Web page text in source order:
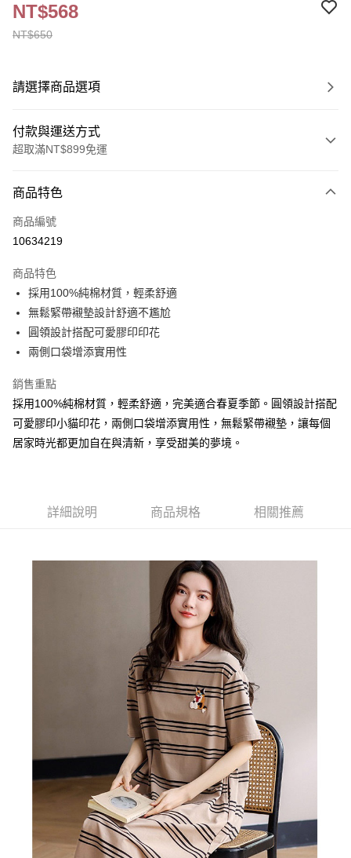
NT$650
NT$568
請選擇商品選項
付款與運送方式
超取滿NT$899免運
信用卡一次付款
超商取貨付款
Apple Pay
街口支付
悠遊付
AFTEE先享後付
相關說明
AFTEE先享後付是「在收到商品之後才付款」的支付方式。 讓您購物簡單
便利好安心！
【「AFTEE先享後付」結帳流程】
３．收到繳費通知簡訊後14天內，點擊此簡訊中的連結，可透過四大超商／
ATM／網路銀行／等多元方式進行付款，方視為交易完成。
※ 請注意：結帳手續完成當下不需立刻繳費，但若您需要取消訂單，請聯絡
購買商品的店家。未經商家同意取消之訂單仍視為有效，需透過AFTEE先享
※ 交易是否成功請以「AFTEE先享後付 」之結帳頁面顯示為準，若有關於
是否繳費成功／繳費後需取消欲退款等相關疑問，請聯繫「AFTEE先享後付
https://netprotections.freshdesk.com/support/home
１．透過由恩沛科技股份有限公司提供之「AFTEE先享後付」服務完成之交
易，需依本服務之必要範圍內提供個人資料，並將交易相關給付款項請求債
權轉讓予恩沛科技股份有限公司。
２．關於個人資料處理事宜，請瀏覽以下網址：
https://aftee.tw/terms/#terms3
３．未成年的使用者請事先徵得法定代理人或監護人之同意方可使用
「AFTEE先享後付」，若未經同意申辦者引起之損失，本公司不負相關責
４．使用「AFTEE先享後付」時，將依據個別帳號之用戶狀況，依本公司即
時審查核予不同之上限額度；若仍有額度不足之情形，本公司將視審查結果
請求用戶進行身份認證。
ATM付款
每筆NT$80，滿NT$899(含以上)免運費
每筆NT$80，滿NT$899(含以上)免運費
每筆NT$80，滿NT$899(含以上)免運費
每筆NT$80，滿NT$899(含以上)免運費
每筆NT$80，滿NT$899(含以上)免運費
商品特色
商品編號
10634219
商品特色
採用100%純棉材質，輕柔舒適
無鬆緊帶襯墊設計舒適不尷尬
圓領設計搭配可愛膠印印花
兩側口袋增添實用性
銷售重點
採用100%純棉材質，輕柔舒適，完美適合春夏季節。圓領設計搭配
可愛膠印小貓印花，兩側口袋增添實用性，無鬆緊帶襯墊，讓每個
居家時光都更加自在與清新，享受甜美的夢境。
詳細說明 商品規格 相關推薦